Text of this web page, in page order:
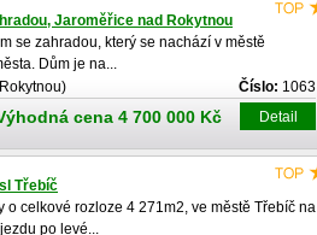
Jaroměřice nad Rokytnou
se zahradou, který se nachází v městě
Dům je na...
Číslo: 1063
Detail
cena 4 700 000 Kč
Třebíč
celkové rozloze 4 271m2, ve městě Třebíč na
po levé...